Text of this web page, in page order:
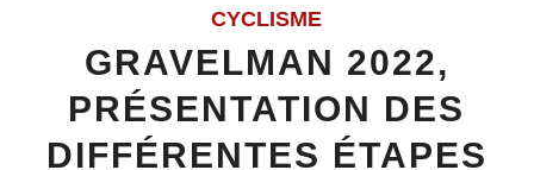
CYCLISME
GRAVELMAN 2022,
PRÉSENTATION DES
DIFFÉRENTES ÉTAPES